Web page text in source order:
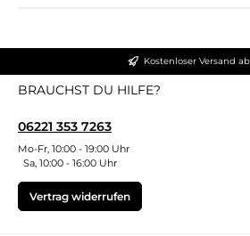
Kostenloser Versand
BRAUCHST DU HILFE?
06221 353 7263
Mo-Fr, 10:00 - 19:00 Uhr
Sa, 10:00 - 16:00 Uhr
Vertrag widerrufen